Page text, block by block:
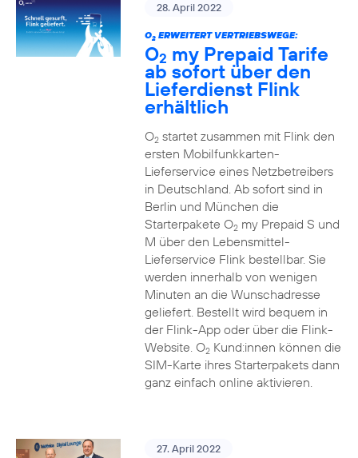
28. April 2022
O2ERWEITERT VERTRIEBSWEGE:
O2 my Prepaid Tarife
ab sofort über den
Lieferdienst Flink
erhältlich
O2startet zusammen mit Flink den
ersten Mobilfunkkarten-
Lieferservice eines Netzbetreibers
in Deutschland. Ab sofort sind in
Berlin und München die
Starterpakete O2my Prepaid S und
M über den Lebensmittel-
Lieferservice Flink bestellbar. Sie
werden innerhalb von wenigen
Minuten an die Wunschadresse
geliefert. Bestellt wird bequem in
der Flink-App oder über die Flink-
Website. O2Kund:innen können die
SIM-Karte ihres Starterpakets dann
ganz einfach online aktivieren.
27. April 2022